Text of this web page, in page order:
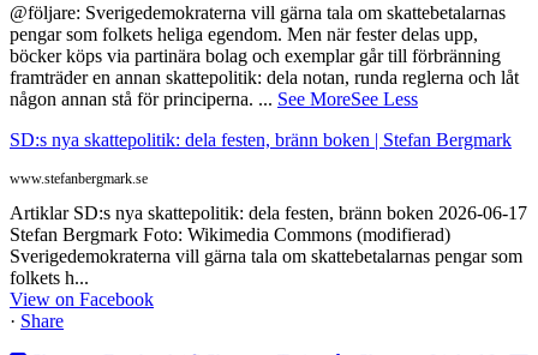
@följare: Sverigedemokraterna vill gärna tala om skattebetalarnas
pengar som folkets heliga egendom. Men när fester delas upp,
böcker köps via partinära bolag och exemplar går till förbränning
framträder en annan skattepolitik: dela notan, runda reglerna och låt
någon annan stå för principerna. ... See MoreSee Less
SD:s nya skattepolitik: dela festen, bränn boken | Stefan Bergmark
www.stefanbergmark.se
Artiklar SD:s nya skattepolitik: dela festen, bränn boken 2026-06-17
Stefan Bergmark Foto: Wikimedia Commons (modifierad)
Sverigedemokraterna vill gärna tala om skattebetalarnas pengar som
folkets h...
View on Facebook
· Share